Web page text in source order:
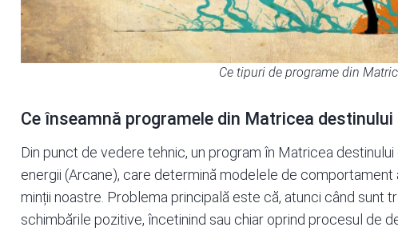
Ce tipuri de programe din
Ce înseamnă programele din Matricea destinului
Din punct de vedere tehnic, un program în Matricea
energii (Arcane), care determină modelele de
minții noastre. Problema principală este că, atunci când sunt
schimbările pozitive, încetinind sau chiar oprind procesul de